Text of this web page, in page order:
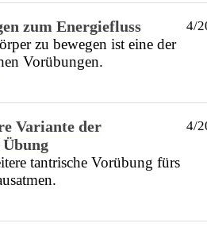
zum Energiefluss
zu bewegen ist eine der
Vorübungen.
4/
Variante der
tantrische Vorübung fürs
4/